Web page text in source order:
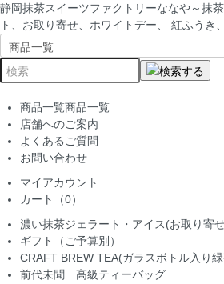
静岡抹茶スイーツファクトリーななや～抹
ト、お取り寄せ、ホワイトデー、 紅ふうき
商品一覧商品一覧
店舗へのご案内
よくあるご質問
お問い合わせ
マイアカウント
カート（0）
濃い抹茶ジェラート・アイス(お取り寄せ
ギフト（ご予算別）
CRAFT BREW TEA(ガラスボトル入り
前代未聞 高級ティーバッグ